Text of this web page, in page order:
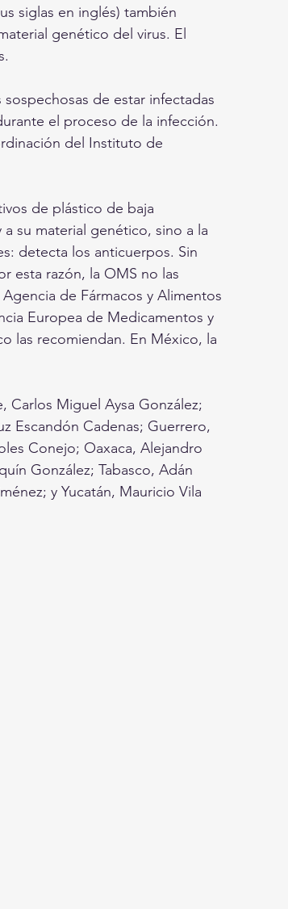
siglas en inglés) también
genético del virus. El
de estar infectadas
el proceso de la infección.
del Instituto de
de plástico de baja
su material genético, sino a la
detecta los anticuerpos. Sin
esta razón, la OMS no las
de Fármacos y Alimentos
Europea de Medicamentos y
las recomiendan. En México, la
Miguel Aysa González;
Escandón Cadenas; Guerrero,
Conejo; Oaxaca, Alejandro
González; Tabasco, Adán
y Yucatán, Mauricio Vila